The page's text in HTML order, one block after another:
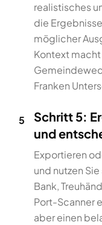
realistisches
die
möglicher
Kontext
Franken
5
Schritt 5:
und
Exportieren
und nutzen
Bank,
Port-Scanner
aber einen